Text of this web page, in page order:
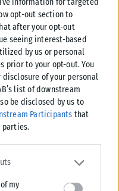
opt-out section to
after your opt-out
seeing interest-based
by us or personal
prior to your opt-out. You
of your personal
list of downstream
be disclosed by us to
Participants that
one or more Google
including but not
tags to use your data
my
σε περίοδο
συζήτηση μπορεί
να διώξετε το παλιό
ελεύθεροι, ένας
να εμφανιστεί εκεί
την αλήθεια.